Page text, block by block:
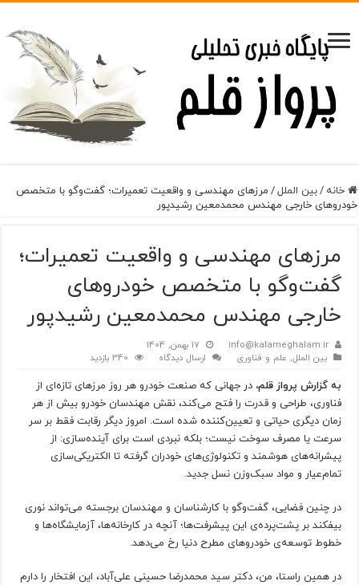
خانه /بین الملل/ مرزهای مهندسی و واقعیت تعمیرات؛ گفت‌وگو با متخصص
خودروهای خارجی مهندس محمدمعین رشیدپور
مرزهای مهندسی و واقعیت تعمیرات؛
گفت‌وگو با متخصص خودروهای
خارجی مهندس محمدمعین رشیدپور
info@kalameghalam.ir
17 بهمن, 1404
بین الملل, علم و فناوری ارسال دیدگاه 340 بازدید
به گزارش پرواز قلم،در جهانی که صنعت خودرو هر روز مرزهای تازه‌ای از
فناوری، طراحی و قدرت را فتح می‌کند، نقش مهندسان خودرو بیش از هر
زمان دیگری حیاتی و تعیین‌کننده شده است. امروز دیگر رقابت فقط بر سر
سرعت یا مصرف سوخت نیست؛ بلکه نبردی است برای آینده‌سازی: از
پیشرانه‌های هوشمند و تکنولوژی‌های خودران گرفته تا الکتریکی‌سازی
تمام‌عیار و مواد سبک‌وزن نسل جدید.
در چنین فضایی، گفت‌وگو با کارشناسان و مهندسان برجسته می‌تواند نوری
بیفکند بر پشت‌پرده‌ی این پیشرفت‌ها؛ آنچه در کارخانه‌ها، آزمایشگاه‌ها و
خطوط توسعه‌ی خودروهای مطرح دنیا رخ می‌دهد.
در همین راستا، من، دکتر سید محمدرضا حسینی علی‌آباد، این افتخار را دارم